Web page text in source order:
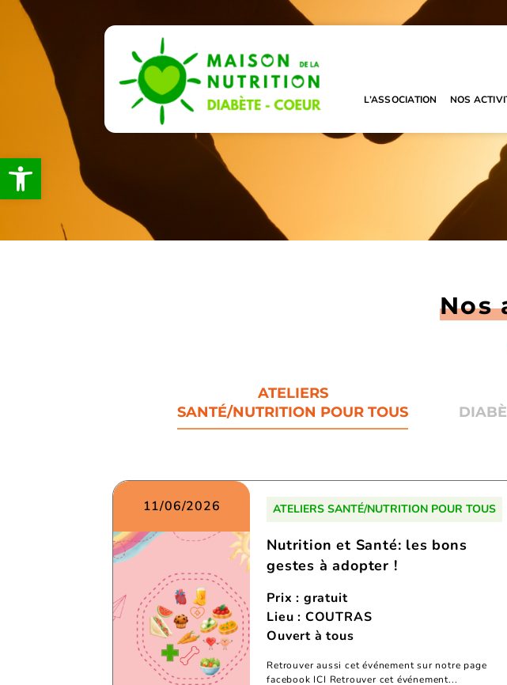
Ouvrir la barre d’outils
L’ASSOCIATION NOS
Nos
ATELIERS
SANTÉ/NUTRITION POUR TOUS
11/06/2026 ATELIERS SANTÉ/NUTRITION POUR TOUS
Nutrition et Santé: les bons
gestes à adopter !
Prix : gratuit
Lieu : COUTRAS
Ouvert à tous
Retrouver aussi cet événement sur notre page
facebook ICI Retrouver cet événement...